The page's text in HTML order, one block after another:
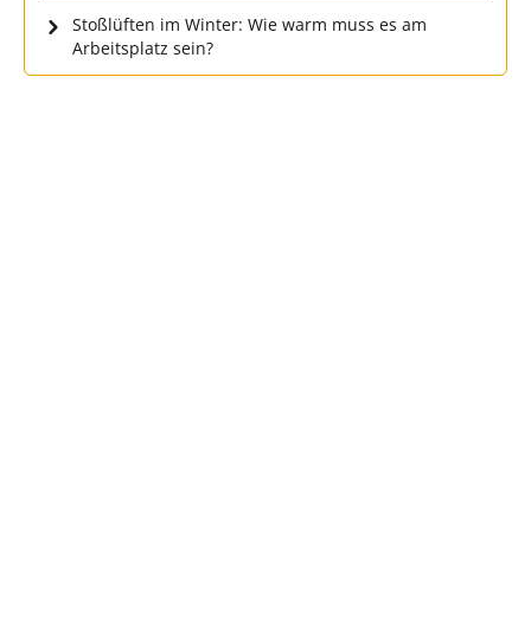
Stoßlüften im Winter: Wie warm muss es am
Arbeitsplatz sein?